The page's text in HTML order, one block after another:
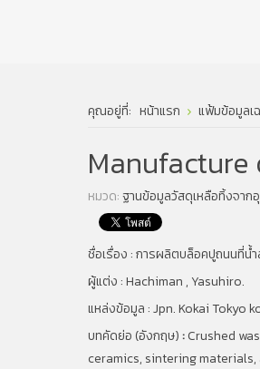
คุณอยู่ที่: หน้าแรก แฟ้มข้อมูลเ
หมวด:ฐานข้อมูลวัสดุเหลือทิ้งจาก
ชื่อเรื่อง :การผลิตบล็อคปูถนนที่น้ำ
ผู้แต่ง : Hachiman , Yasuhiro.
แหล่งข้อมูล : Jpn. Kokai Tokyo
บทคัดย่อ (อังกฤษ):Crushed
ceramics, sintering